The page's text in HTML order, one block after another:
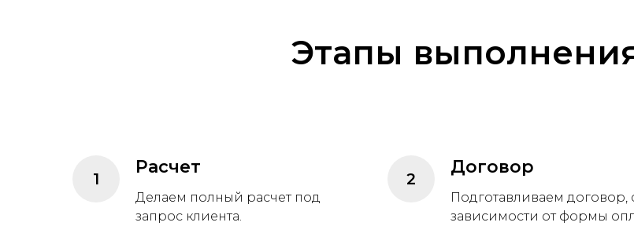
Этапы
Расчет
Делаем полный расчет под
запрос клиента.
Договор
Подготавливаем договор,
зависимости от формы